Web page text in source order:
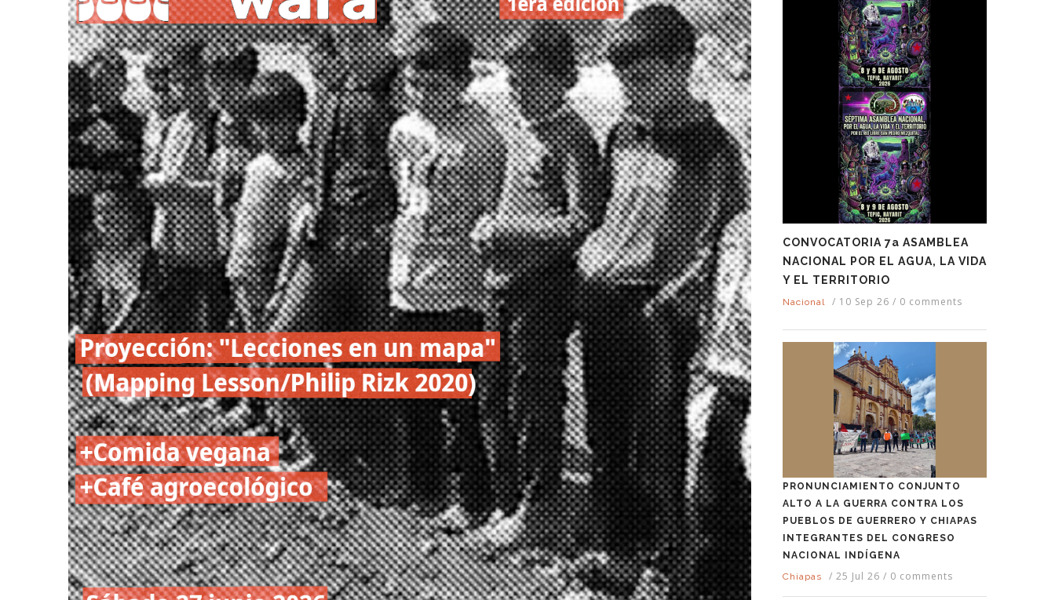
CONVOCATORIA 7a ASAMBLEA
NACIONAL POR EL AGUA, LA VIDA
Y EL TERRITORIO
Nacional / 10 Sep 26 / 0 comments
PRONUNCIAMIENTO CONJUNTO
ALTO A LA GUERRA CONTRA LOS
PUEBLOS DE GUERRERO Y CHIAPAS
INTEGRANTES DEL CONGRESO
NACIONAL INDÍGENA
Chiapas
/ 25 Jul 26 / 0 comments